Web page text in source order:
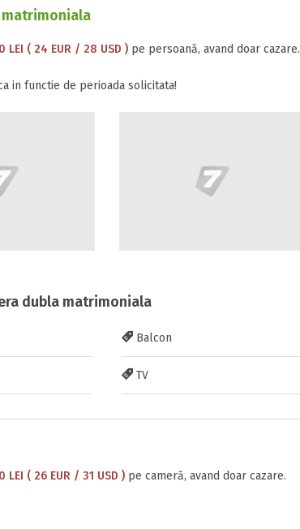
matrimoniala
LEI ( 24 EUR / 28 USD ) pe persoană, avand doar cazare.
in functie de perioada solicitata!
dubla matrimoniala
Balcon
TV
LEI ( 26 EUR / 31 USD ) pe cameră, avand doar cazare.